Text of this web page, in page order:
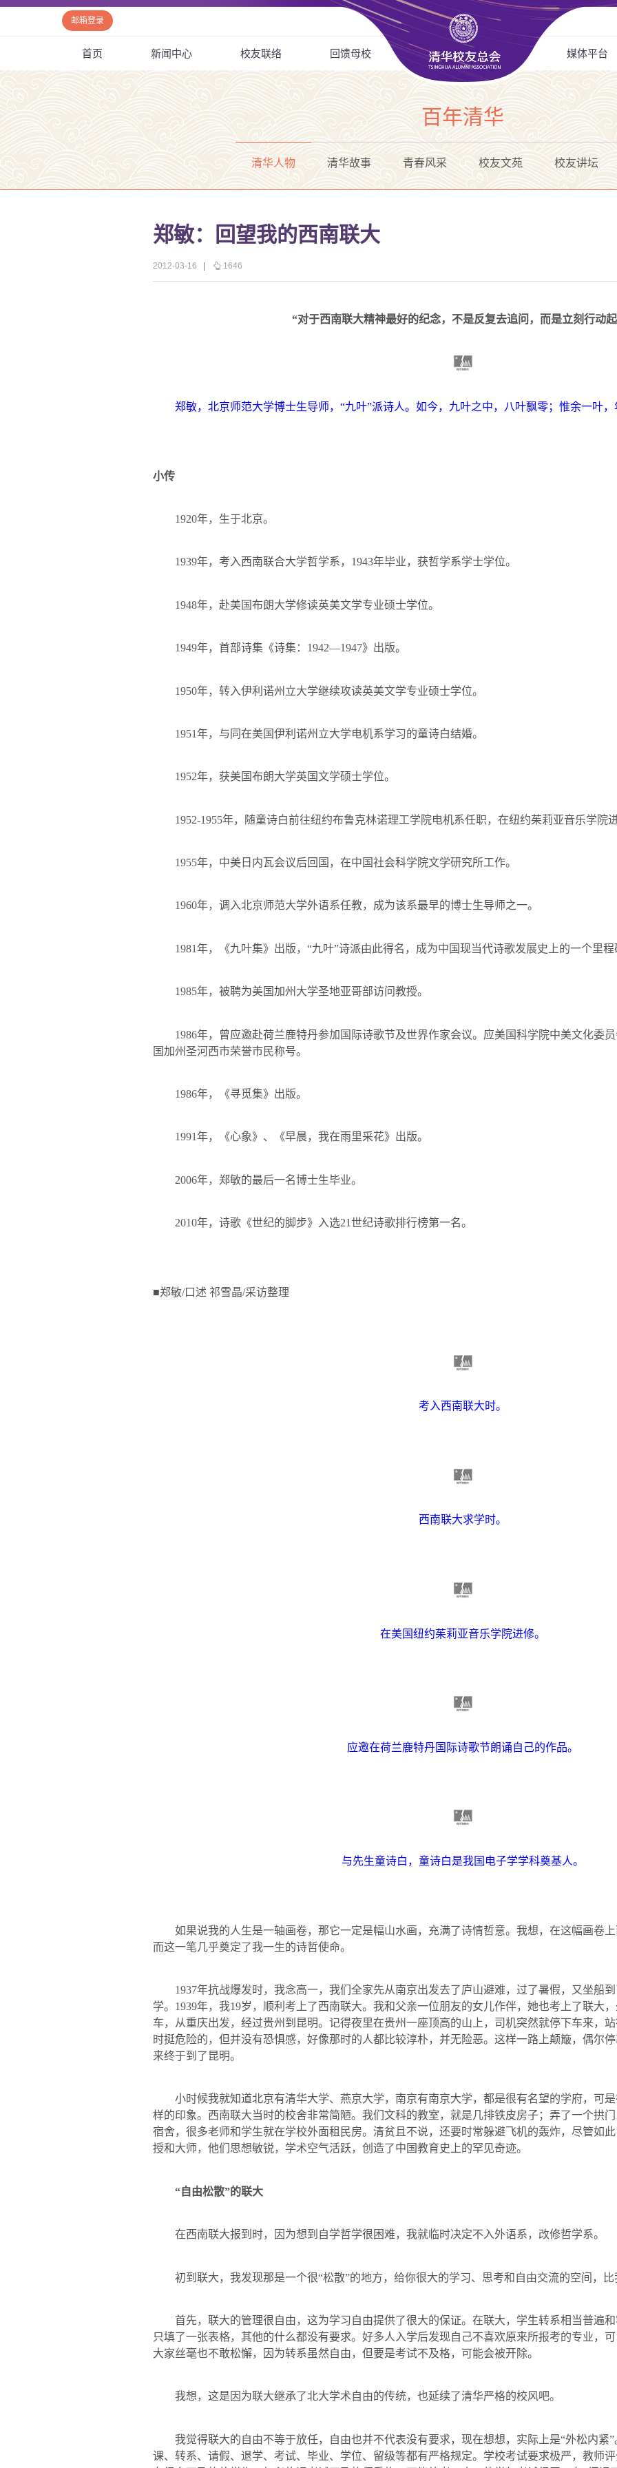
邮箱登录
首页 新闻中心 校友联络 回馈母校 媒体平台
百年清华
清华人物 清华故事 青春风采 校友文苑 校友讲坛
郑敏：回望我的西南联大
2012-03-16 1646
“对于西南联大精神最好的纪念，不是反复去追问，而是立刻行动
郑敏，北京师范大学博士生导师，“九叶”派诗人。如今，九叶之中，八叶飘零；惟余一叶，
小传
1920年，生于北京。
1939年，考入西南联合大学哲学系， 1943年毕业，获哲学系学士学位。
1948年，赴美国布朗大学修读英美文学专业硕士学位。
1949年，首部诗集《诗集： 1942—1947》出版。
1950年，转入伊利诺州立大学继续攻读英美文学专业硕士学位。
1951年，与同在美国伊利诺州立大学电机系学习的童诗白结婚。
1952年，获美国布朗大学英国文学硕士学位。
1952-1955年，随童诗白前往纽约布鲁克林诺理工学院电机系任职，在纽约茱莉亚音乐学院
1955年，中美日内瓦会议后回国，在中国社会科学院文学研究所工作。
1960年，调入北京师范大学外语系任教，成为该系最早的博士生导师之一。
1981年，《九叶集》出版，“九叶”诗派由此得名，成为中国现当代诗歌发展史上的一个里程
1985年，被聘为美国加州大学圣地亚哥部访问教授。
1986年，曾应邀赴荷兰鹿特丹参加国际诗歌节及世界作家会议。应美国科学院中美文化委
国加州圣河西市荣誉市民称号。
1986年，《寻觅集》出版。
1991年，《心象》、《早晨，我在雨里采花》出版。
2006年，郑敏的最后一名博士生毕业。
2010年，诗歌《世纪的脚步》入选21世纪诗歌排行榜第一名。
■郑敏/口述 祁雪晶/采访整理
考入西南联大时。
西南联大求学时。
在美国纽约茱莉亚音乐学院进修。
应邀在荷兰鹿特丹国际诗歌节朗诵自己的作品。
与先生童诗白，童诗白是我国电子学学科奠基人。
如果说我的人生是一轴画卷，那它一定是幅山水画，充满了诗情哲意。我想，在这幅画卷上
而这一笔几乎奠定了我一生的诗哲使命。
1937年抗战爆发时，我念高一，我们全家先从南京出发去了庐山避难，过了暑假，又坐船
学。 1939年，我19岁，顺利考上了西南联大。我和父亲一位朋友的女儿作伴，她也考上了联大
车，从重庆出发，经过贵州到昆明。记得夜里在贵州一座顶高的山上，司机突然就停下车来，
时挺危险的，但并没有恐惧感，好像那时的人都比较淳朴，并无险恶。这样一路上颠簸，偶尔
来终于到了昆明。
小时候我就知道北京有清华大学、燕京大学，南京有南京大学，都是很有名望的学府，可
样的印象。西南联大当时的校舍非常简陋。我们文科的教室，就是几排铁皮房子；弄了一个拱
宿舍，很多老师和学生就在学校外面租民房。清贫且不说，还要时常躲避飞机的轰炸，尽管如
授和大师，他们思想敏锐，学术空气活跃，创造了中国教育史上的罕见奇迹。
“自由松散”的联大
在西南联大报到时，因为想到自学哲学很困难，我就临时决定不入外语系，改修哲学系。
初到联大，我发现那是一个很“松散”的地方，给你很大的学习、思考和自由交流的空间，比
首先，联大的管理很自由，这为学习自由提供了很大的保证。在联大，学生转系相当普遍
只填了一张表格，其他的什么都没有要求。好多人入学后发现自己不喜欢原来所报考的专业，
大家丝毫也不敢松懈，因为转系虽然自由，但要是考试不及格，可能会被开除。
我想，这是因为联大继承了北大学术自由的传统，也延续了清华严格的校风吧。
我觉得联大的自由不等于放任，自由也并不代表没有要求，现在想想，实际上是“外松内紧
课、转系、请假、退学、考试、毕业、学位、留级等都有严格规定。学校考试要求极严，教师